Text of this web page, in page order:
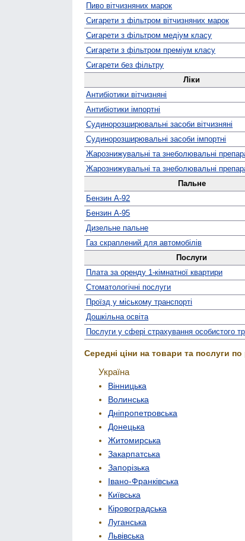
Пиво вітчизняних марок
Сигарети з фільтром вітчизняних марок
Сигарети з фільтром медіум класу
Сигарети з фільтром преміум класу
Сигарети без фільтру
Ліки
Антибіотики вітчизняні
Антибіотики імпортні
Судино­розширювальні засоби вітчизняні
Судино­розширювальні засоби імпортні
Жаро­знижувальні та знеболювальні
Жаро­знижувальні та знеболювальні
Пальне
Бензин А-92
Бензин А-95
Дизельне пальне
Газ скраплений для автомобілів
Послуги
Плата за оренду 1-кімнатної квартири
Стомато­логічні послуги
Проїзд у міському транспорті
Дошкільна освіта
Послуги у сфері страхування особистого
Середні ціни на товари та послуги по
Україна
Вінницька
Волинська
Дніпропетровська
Донецька
Житомирська
Закарпатська
Запорізька
Івано-Франківська
Київська
Кіровоградська
Луганська
Львівська